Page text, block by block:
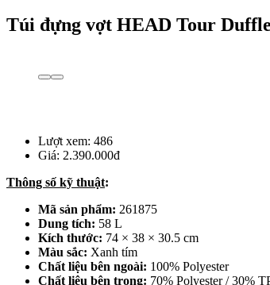
Túi đựng vợt HEAD Tour
Lượt xem: 486
Giá: 2.390.000đ
Thông số kỹ thuật:
Mã sản phẩm: 261875
Dung tích: 58 L
Kích thước: 74 × 38 × 30.5 cm
Màu sắc: Xanh tím
Chất liệu bên ngoài: 100% Polyester
Chất liệu bên trong: 70% Polyester / 30%